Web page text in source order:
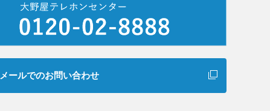
メールでのお問い合わせ